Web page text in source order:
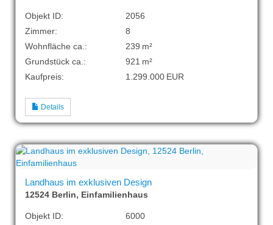
Objekt ID:
2056
Zimmer:
8
Wohnfläche ca.:
239 m²
Grund­stück ca.:
921 m²
Kaufpreis:
1.299.000 EUR
Details
Landhaus im exklusiven Design
12524 Berlin, Einfamilienhaus
Objekt ID:
6000